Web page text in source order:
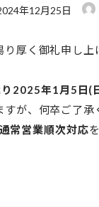
年12月25日
厚く御礼申し上
2025年1月5日(
が、何卒ご了承
常営業順次対応